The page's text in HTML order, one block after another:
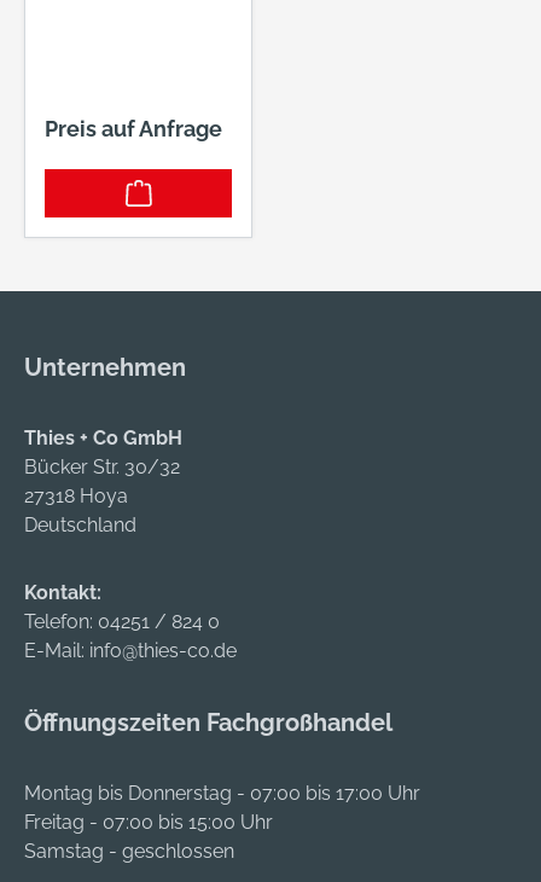
Preis auf Anfrage
Unternehmen
Thies + Co GmbH
Bücker Str. 30/32
27318 Hoya
Deutschland
Kontakt:
Telefon: 04251 / 824 0
E-Mail: info@thies-co.de
Öffnungszeiten Fachgroßhandel
Montag bis Donnerstag - 07:00 bis 17:00 Uhr
Freitag - 07:00 bis 15:00 Uhr
Samstag - geschlossen